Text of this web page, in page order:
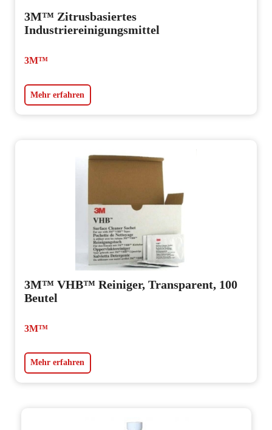
3M™ Zitrusbasiertes
Industriereinigungsmittel
3M™
Mehr erfahren
3M™ VHB™ Reiniger, Transparent, 100
Beutel
3M™
Mehr erfahren